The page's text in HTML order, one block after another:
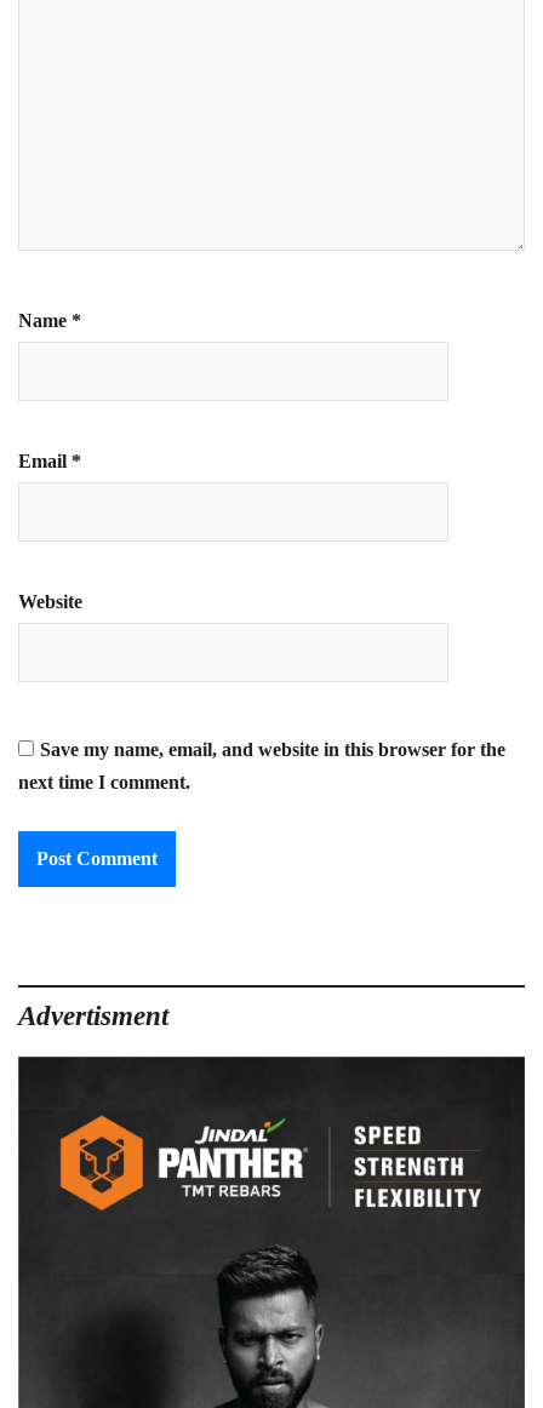
Name *
Email *
Website
Save my name, email, and website in this browser for the
next time I comment.
Advertisment